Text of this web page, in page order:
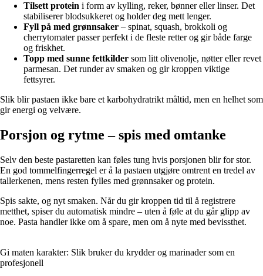
Tilsett protein i form av kylling, reker, bønner eller linser. Det
stabiliserer blodsukkeret og holder deg mett lenger.
Fyll på med grønnsaker – spinat, squash, brokkoli og
cherrytomater passer perfekt i de fleste retter og gir både farge
og friskhet.
Topp med sunne fettkilder som litt olivenolje, nøtter eller revet
parmesan. Det runder av smaken og gir kroppen viktige
fettsyrer.
Slik blir pastaen ikke bare et karbohydratrikt måltid, men en helhet som
gir energi og velvære.
Porsjon og rytme – spis med omtanke
Selv den beste pastaretten kan føles tung hvis porsjonen blir for stor.
En god tommelfingerregel er å la pastaen utgjøre omtrent en tredel av
tallerkenen, mens resten fylles med grønnsaker og protein.
Spis sakte, og nyt smaken. Når du gir kroppen tid til å registrere
metthet, spiser du automatisk mindre – uten å føle at du går glipp av
noe. Pasta handler ikke om å spare, men om å nyte med bevissthet.
Gi maten karakter: Slik bruker du krydder og marinader som en
profesjonell